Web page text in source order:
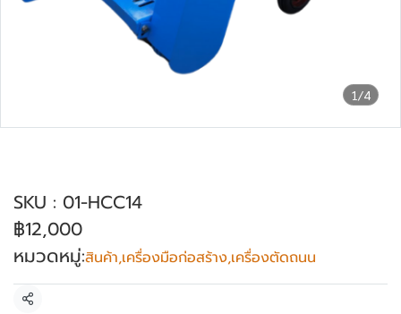
1/4
SKU : 01-HCC14
฿12,000
หมวดหมู่:สินค้า,เครื่องมือก่อสร้าง,เครื่องตัดถนน
แชร์